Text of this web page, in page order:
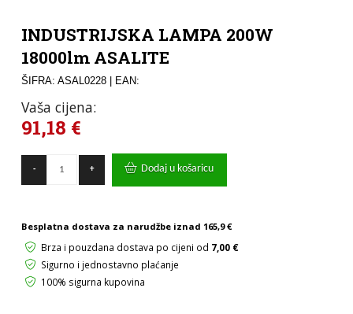
INDUSTRIJSKA LAMPA 200W
18000lm ASALITE
ŠIFRA: ASAL0228| EAN:
Vaša cijena:
91,18 €
-
LAMPA
200W
količina
+ Dodaj u košaricu
Besplatna dostava za narudžbe iznad 165,9 €
Brza i pouzdana dostava po cijeni od 7,00 €
Sigurno i jednostavno plaćanje
100% sigurna kupovina